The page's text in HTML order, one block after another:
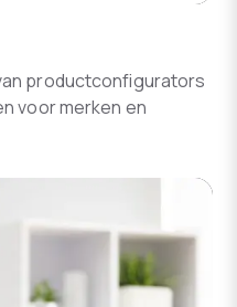
productconfigurators
voor merken en